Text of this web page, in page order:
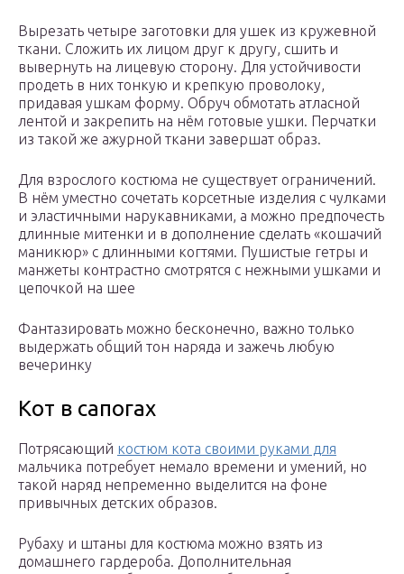
Вырезать четыре заготовки для ушек из кружевной
ткани. Сложить их лицом друг к другу, сшить и
вывернуть на лицевую сторону. Для устойчивости
продеть в них тонкую и крепкую проволоку,
придавая ушкам форму. Обруч обмотать атласной
лентой и закрепить на нём готовые ушки. Перчатки
из такой же ажурной ткани завершат образ.
Для взрослого костюма не существует ограничений.
В нём уместно сочетать корсетные изделия с чулками
и эластичными нарукавниками, а можно предпочесть
длинные митенки и в дополнение сделать «кошачий
маникюр» с длинными когтями. Пушистые гетры и
манжеты контрастно смотрятся с нежными ушками и
цепочкой на шее
Фантазировать можно бесконечно, важно только
выдержать общий тон наряда и зажечь любую
вечеринку
Кот в сапогах
Потрясающий костюм кота своими руками для
мальчика потребует немало времени и умений, но
такой наряд непременно выделится на фоне
привычных детских образов.
Рубаху и штаны для костюма можно взять из
домашнего гардероба. Дополнительная